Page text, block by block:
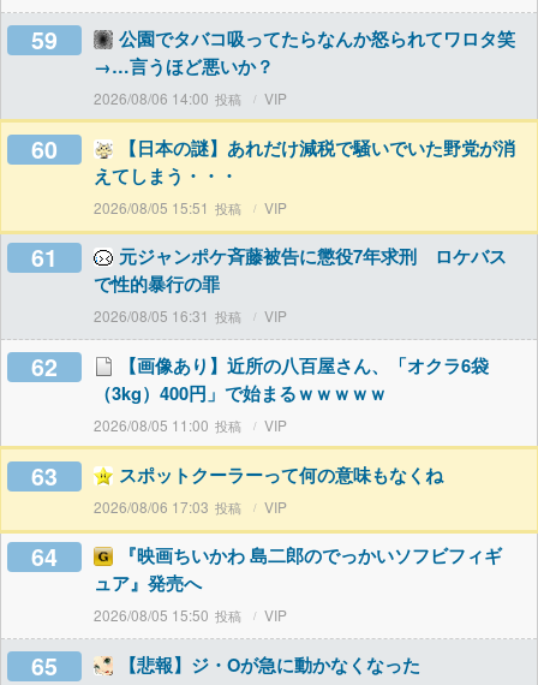
59
公園でタバコ吸ってたらなんか怒られてワロタ笑
→…言うほど悪いか？
2026/08/06 14:00 VIP
60
【日本の謎】あれだけ減税で騒いでいた野党が消
えてしまう・・・
2026/08/05 15:51 VIP
61
元ジャンポケ斉藤被告に懲役7年求刑 ロケバス
で性的暴行の罪
2026/08/05 16:31 VIP
62
【画像あり】近所の八百屋さん、「オクラ6袋
（3kg）400円」で始まるｗｗｗｗｗ
2026/08/05 11:00 VIP
63 スポットクーラーって何の意味もなくね
2026/08/06 17:03 VIP
64
『映画ちいかわ 島二郎のでっかいソフビフィギ
ュア』発売へ
2026/08/05 15:50 VIP
65 【悲報】ジ・Oが急に動かなくなった